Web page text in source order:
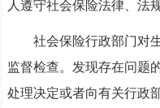
人遵守社会保险法律、法
社会保险行政部门对生
监督检查。发现存在问题
处理决定或者向有关行政